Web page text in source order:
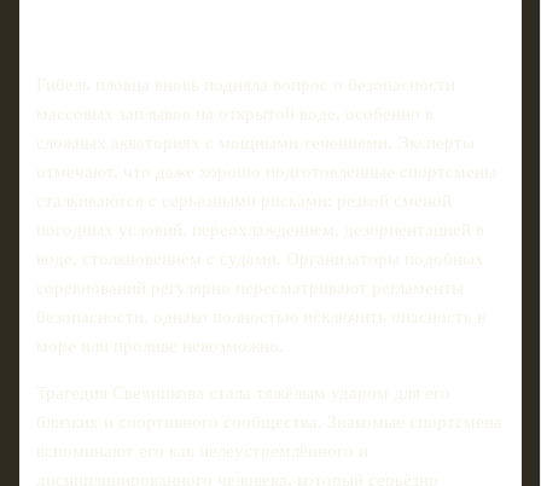
Гибель пловца вновь подняла вопрос о безопасности
массовых заплывов на открытой воде, особенно в
сложных акваториях с мощными течениями. Эксперты
отмечают, что даже хорошо подготовленные спортсмены
сталкиваются с серьёзными рисками: резкой сменой
погодных условий, переохлаждением, дезориентацией в
воде, столкновением с судами. Организаторы подобных
соревнований регулярно пересматривают регламенты
безопасности, однако полностью исключить опасность в
море или проливе невозможно.
Трагедия Свечникова стала тяжёлым ударом для его
близких и спортивного сообщества. Знакомые спортсмена
вспоминают его как целеустремлённого и
дисциплинированного человека, который серьёзно